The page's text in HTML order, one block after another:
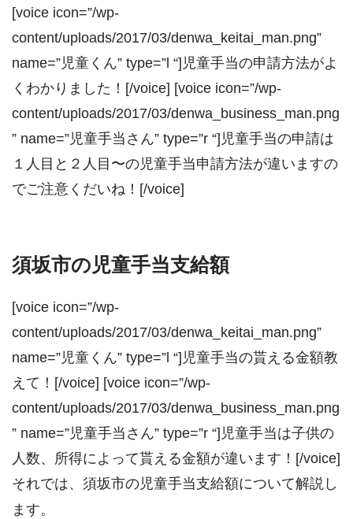
[voice icon=”/wp-
content/uploads/2017/03/denwa_keitai_man.png”
name=”児童くん” type=”l “]児童手当の申請方法がよ
くわかりました！[/voice] [voice icon=”/wp-
content/uploads/2017/03/denwa_business_man.png
” name=”児童手当さん” type=”r “]児童手当の申請は
１人目と２人目〜の児童手当申請方法が違いますの
でご注意くだいね！[/voice]
須坂市の児童手当支給額
[voice icon=”/wp-
content/uploads/2017/03/denwa_keitai_man.png”
name=”児童くん” type=”l “]児童手当の貰える金額教
えて！[/voice] [voice icon=”/wp-
content/uploads/2017/03/denwa_business_man.png
” name=”児童手当さん” type=”r “]児童手当は子供の
人数、所得によって貰える金額が違います！[/voice]
それでは、須坂市の児童手当支給額について解説し
ます。